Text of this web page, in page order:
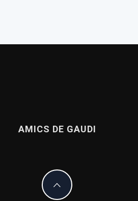
AMICS DE GAUDI
2017
La Casa Vicens ja está (por fin) abierta al público